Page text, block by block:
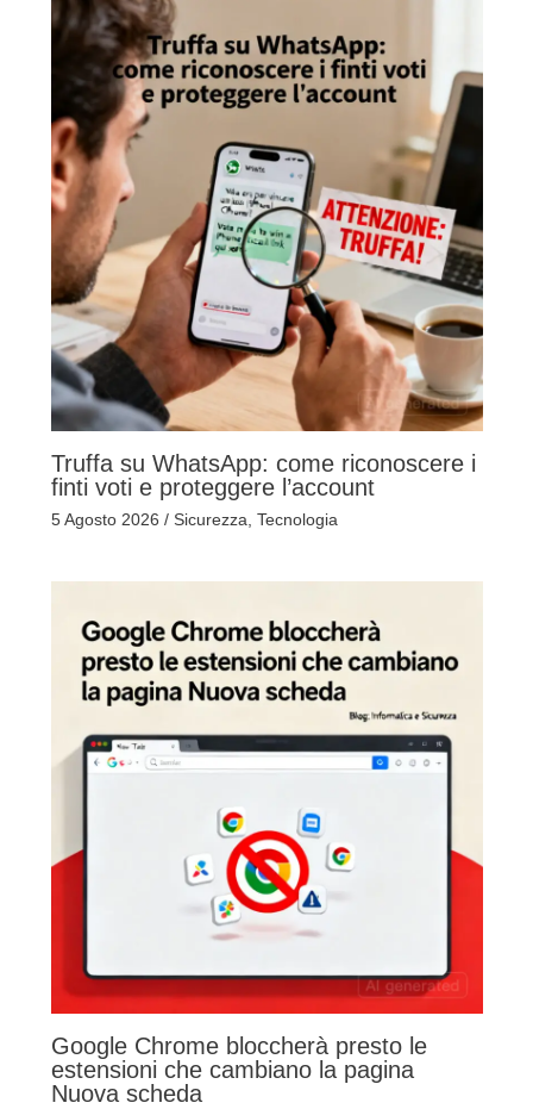
Truffa su WhatsApp: come riconoscere i
finti voti e proteggere l’account
5 Agosto 2026 / Sicurezza Tecnologia
Google Chrome bloccherà presto le
estensioni che cambiano la pagina
Nuova scheda